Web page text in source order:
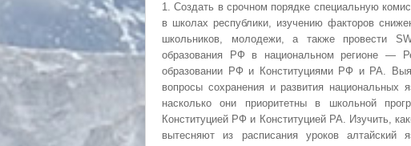
1. Создать в срочном порядке специальную
в школах республики, изучению факторов
школьников, молодежи, а также провести
образования РФ в национальном регионе —
образовании РФ и Конституциями РФ и РА.
вопросы сохранения и развития национальных
насколько они приоритетны в школьной
Конституцией РФ и Конституцией РА. Изучить,
вытесняют из расписания уроков алтайский